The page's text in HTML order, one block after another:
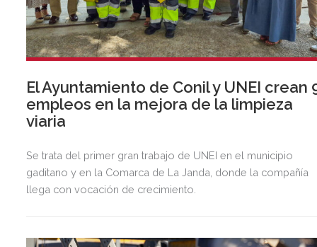
El Ayuntamiento de Conil y UNEI crean
empleos en la mejora de la limpieza
viaria
Se trata del primer gran trabajo de UNEI en el municipio
gaditano y en la Comarca de La Janda, donde la compañía
llega con vocación de crecimiento.